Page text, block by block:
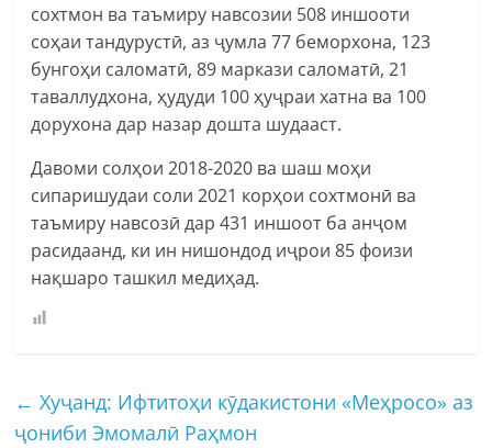
сохтмон ва таъмиру навсозии 508 иншооти
соҳаи тандурустӣ, аз ҷумла 77 беморхона, 123
бунгоҳи саломатӣ, 89 маркази саломатӣ, 21
таваллудхона, ҳудуди 100 ҳуҷраи хатна ва 100
дорухона дар назар дошта шудааст.
Давоми солҳои 2018-2020 ва шаш моҳи
сипаришудаи соли 2021 корҳои сохтмонӣ ва
таъмиру навсозӣ дар 431 иншоот ба анҷом
расидаанд, ки ин нишондод иҷрои 85 фоизи
нақшаро ташкил медиҳад.
← Хуҷанд: Ифтитоҳи кӯдакистони «Меҳросо» аз
ҷониби Эмомалӣ Раҳмон